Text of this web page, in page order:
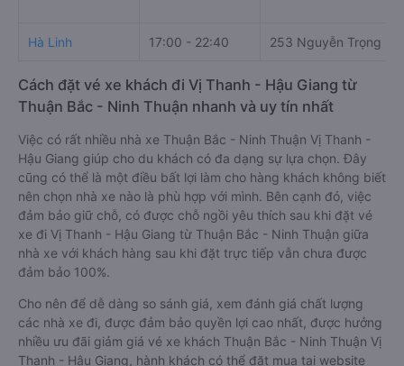
Hà Linh 17:00 - 22:40 253 Nguyễn Trọng Kỷ
Cách đặt vé xe khách đi Vị Thanh - Hậu Giang từ
Thuận Bắc - Ninh Thuận nhanh và uy tín nhất
Việc có rất nhiều nhà xe Thuận Bắc - Ninh Thuận Vị Thanh -
Hậu Giang giúp cho du khách có đa dạng sự lựa chọn. Đây
cũng có thể là một điều bất lợi làm cho hàng khách không biết
nên chọn nhà xe nào là phù hợp với mình. Bên cạnh đó, việc
đảm bảo giữ chỗ, có được chỗ ngồi yêu thích sau khi đặt vé
xe đi Vị Thanh - Hậu Giang từ Thuận Bắc - Ninh Thuận giữa
nhà xe với khách hàng sau khi đặt trực tiếp vẫn chưa được
đảm bảo 100%.
Cho nên để dễ dàng so sánh giá, xem đánh giá chất lượng
các nhà xe đi, được đảm bảo quyền lợi cao nhất, được hưởng
nhiều ưu đãi giảm giá vé xe khách Thuận Bắc - Ninh Thuận Vị
Thanh - Hậu Giang, hành khách có thể đặt mua tại website